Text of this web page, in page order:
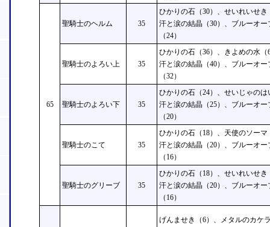
65
聖騎士のヘルム 35
ひかりの石（30）、せいれいせき
汗と涙の結晶（30）、ブルーオ
（24）
聖騎士のよろい上 35
ひかりの石（36）、きよめの水（
汗と涙の結晶（40）、ブルーオ
（32）
聖騎士のよろい下 35
ひかりの石（24）、せいじゃのは
汗と涙の結晶（25）、ブルーオ
（20）
聖騎士のこて 35
ひかりの石（18）、天使のソーマ
汗と涙の結晶（20）、ブルーオ
（16）
聖騎士のグリーブ 35
ひかりの石（18）、せいれいせき
汗と涙の結晶（20）、ブルーオ
（16）
げんませき（6）、メタルのカケ